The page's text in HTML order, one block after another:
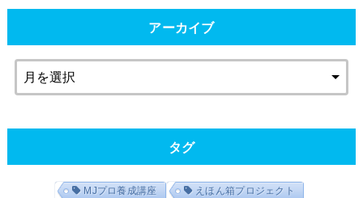
アーカイブ
タグ
MJプロ養成講座 えほん箱プロジェクト